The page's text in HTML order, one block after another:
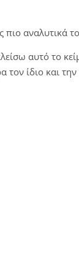
πιο αναλυτικά
αυτό το
τον ίδιο και την